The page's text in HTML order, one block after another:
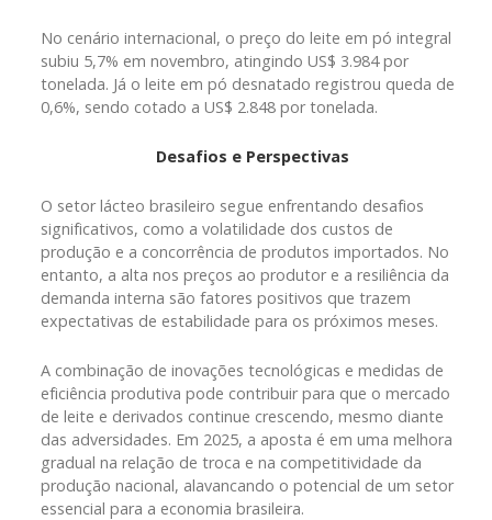
No cenário internacional, o preço do leite em pó integral
subiu 5,7% em novembro, atingindo US$ 3.984 por
tonelada. Já o leite em pó desnatado registrou queda de
0,6%, sendo cotado a US$ 2.848 por tonelada.
Desafios e Perspectivas
O setor lácteo brasileiro segue enfrentando desafios
significativos, como a volatilidade dos custos de
produção e a concorrência de produtos importados. No
entanto, a alta nos preços ao produtor e a resiliência da
demanda interna são fatores positivos que trazem
expectativas de estabilidade para os próximos meses.
A combinação de inovações tecnológicas e medidas de
eficiência produtiva pode contribuir para que o mercado
de leite e derivados continue crescendo, mesmo diante
das adversidades. Em 2025, a aposta é em uma melhora
gradual na relação de troca e na competitividade da
produção nacional, alavancando o potencial de um setor
essencial para a economia brasileira.